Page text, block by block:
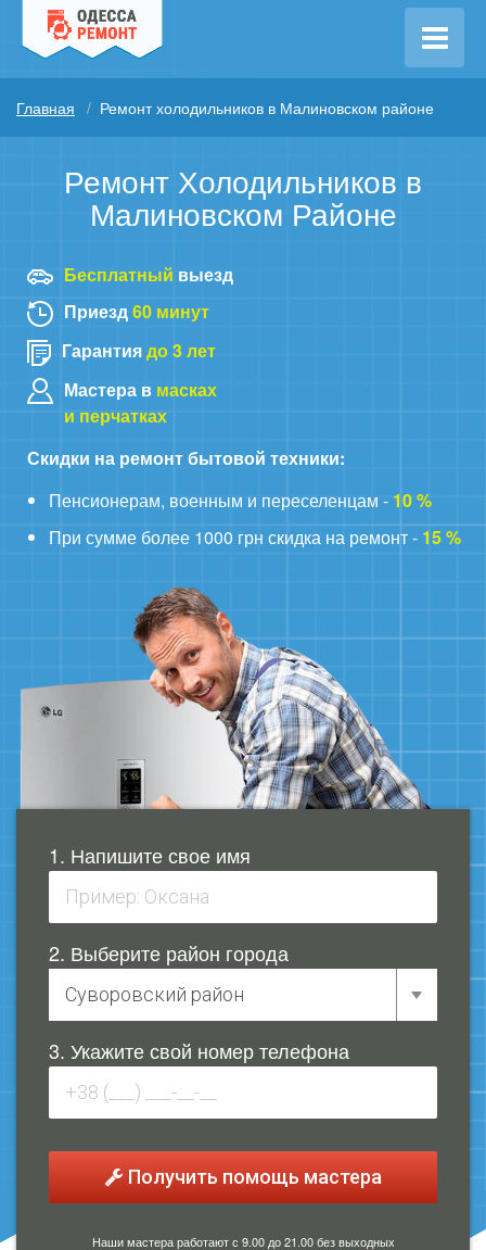
Главная Ремонт холодильников в Малиновском районе
Ремонт Холодильников в
Малиновском Районе
Бесплатный выезд
Приезд60 минут
Гарантиядо 3 лет
Мастера в масках
и перчатках
Скидки на ремонт бытовой техники:
Пенсионерам, военным и переселенцам - 10 %
При сумме более 1000 грн скидка на ремонт - 15 %
1. Напишите свое имя
2. Выберите район города
3. Укажите свой номер телефона
Получить помощь мастера
Наши мастера работают с 9.00 до 21.00 без выходных